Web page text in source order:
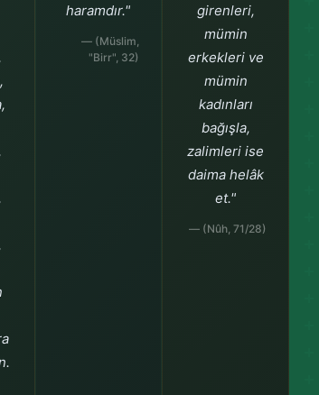
haramdır."
— (Müslim,
"Birr", 32)
girenleri,
mümin
erkekleri ve
mümin
kadınları
bağışla,
zalimleri ise
daima helâk
et."
— (Nûh, 71/28)